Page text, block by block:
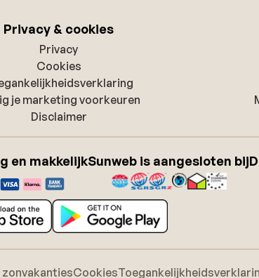
Privacy & cookies
Privacy
Cookies
je marketing voorkeuren
Disclaimer
en makkelijkSunweb is aangesloten bij
Cookies